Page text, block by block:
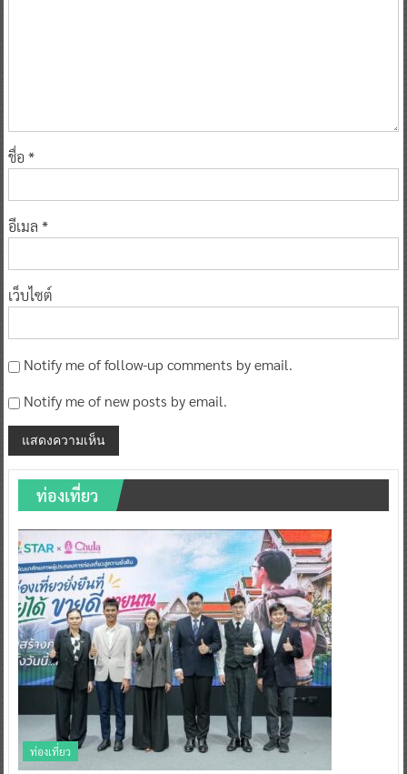
ชื่อ *
อีเมล *
เว็บไซต์
Notify me of follow-up comments by email.
Notify me of new posts by email.
ท่องเที่ยว
ท่องเที่ยว